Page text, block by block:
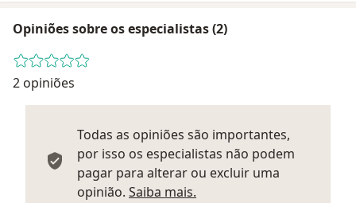
Opiniões sobre os especialistas (2)
2 opiniões
Todas as opiniões são importantes,
por isso os especialistas não podem
pagar para alterar ou excluir uma
opinião. Saiba mais.